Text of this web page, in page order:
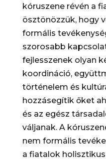
kóruszene révén a
ösztönözzük, hogy
formális
szorosabb
fejlesszenek olyan
koordináció,
történelem és
hozzásegítik őket
és az egész
váljanak. A
nem formális
a fiatalok